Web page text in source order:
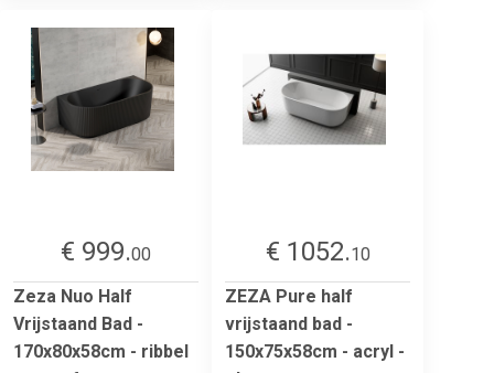
€ 999.00
Zeza Nuo Half
Vrijstaand Bad -
170x80x58cm - ribbel
€ 1052.10
ZEZA Pure half
vrijstaand bad -
150x75x58cm - acryl -